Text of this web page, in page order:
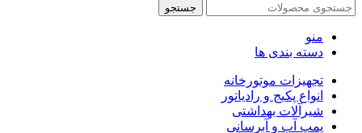
جستجو
منو
دسته بندی ها
تجهیزات موتورخانه
انواع پکیج و رادیاتور
شیرآلات بهداشتی
پمپ آب و آبرسانی